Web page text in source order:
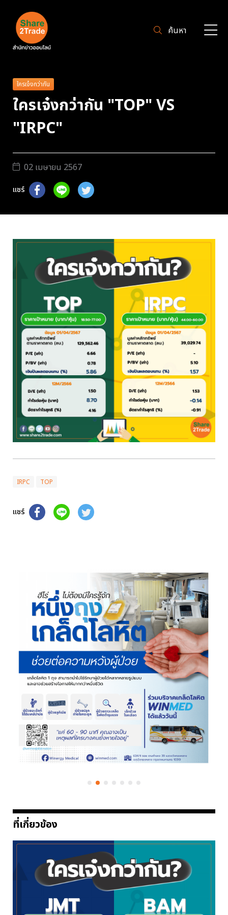
ค้นหา
ใครเจ๋งกว่ากัน
ใครเจ๋งกว่ากัน "TOP" VS
"IRPC"
02 เมษายน 2567
แชร์
IRPC TOP
แชร์
ที่เกี่ยวข้อง